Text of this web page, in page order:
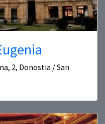
2, Donostia / San